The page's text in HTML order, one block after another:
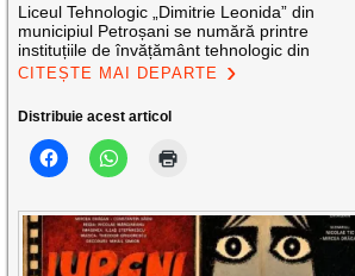
Liceul Tehnologic „Dimitrie Leonida” din
municipiul Petroșani se numără printre
instituțiile de învățământ tehnologic din
CITEȘTE MAI DEPARTE
Distribuie acest articol